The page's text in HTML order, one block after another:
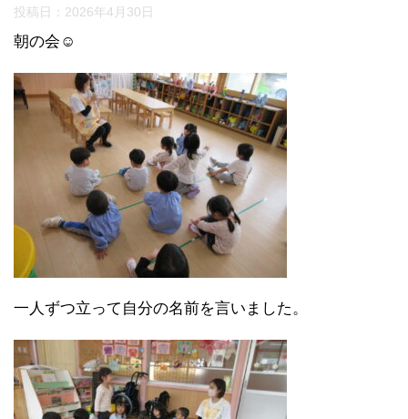
投稿日： 2026年4月30日
朝の会☺
一人ずつ立って自分の名前を言いました。